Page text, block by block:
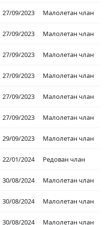
27/09/2023 Малолетан члан
27/09/2023 Малолетан члан
27/09/2023 Малолетан члан
27/09/2023 Малолетан члан
27/09/2023 Малолетан члан
27/09/2023 Малолетан члан
29/09/2023 Малолетан члан
22/01/2024 Редован члан
30/08/2024 Малолетан члан
30/08/2024 Малолетан члан
30/08/2024 Малолетан члан